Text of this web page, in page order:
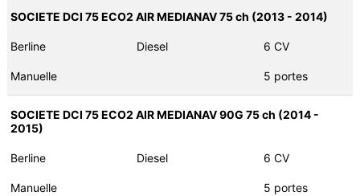
SOCIETE DCI 75 ECO2 AIR MEDIANAV 75 ch (2013 - 2014)
Berline Diesel 6 CV
Manuelle 5 portes
SOCIETE DCI 75 ECO2 AIR MEDIANAV 90G 75 ch (2014 -
2015)
Berline Diesel 6 CV
Manuelle 5 portes